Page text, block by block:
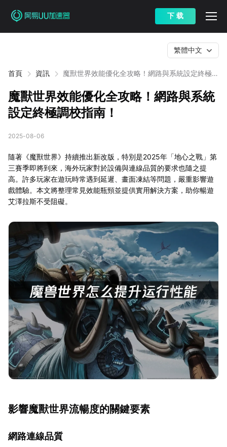
下 载
首頁 資訊
魔獸世界效能優化全攻略！網路與系統設定終極調
繁體中文
魔獸世界效能優化全攻略！網路與系統
設定終極調校指南！
2025-08-06
隨著《魔獸世界》持續推出新改版，特別是2025年「地心之戰」第
三賽季即將到來，海外玩家對於設備與連線品質的要求也隨之提
高。許多玩家在遊玩時常遇到延遲、畫面凍結等問題，嚴重影響遊
戲體驗。本文將整理常見效能瓶頸並提供實用解決方案，助你暢遊
艾澤拉斯不受阻礙。
影響魔獸世界流暢度的關鍵要素
網路連線品質